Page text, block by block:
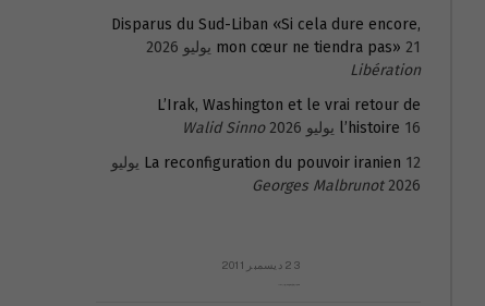
Disparus du Sud-Liban «Si cela dure encore,
mon cœur ne tiendra pas» 21 يوليو 2026
Libération
L’Irak, Washington et le vrai retour de
l’histoire 16 يوليو 2026
Walid Sinno
La reconfiguration du pouvoir iranien 12 يوليو
2026
Georges Malbrunot
23 ديسمبر 2011